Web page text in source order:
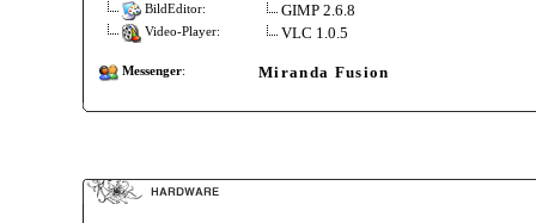
BildEditor: GIMP 2.6.8
Video-Player: VLC 1.0.5
Messenger: Miranda Fusion